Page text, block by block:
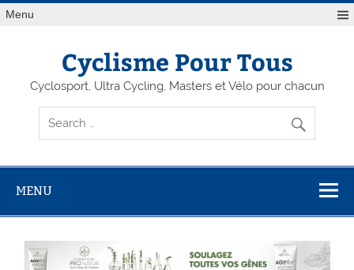
Menu
Cyclisme Pour Tous
Cyclosport, Ultra Cycling, Masters et Vélo pour chacun
MENU